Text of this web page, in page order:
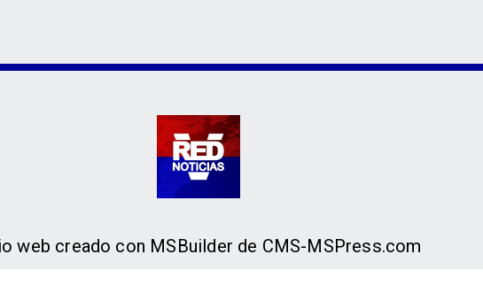
web creado con MSBuilder de CMS-MSPress.com